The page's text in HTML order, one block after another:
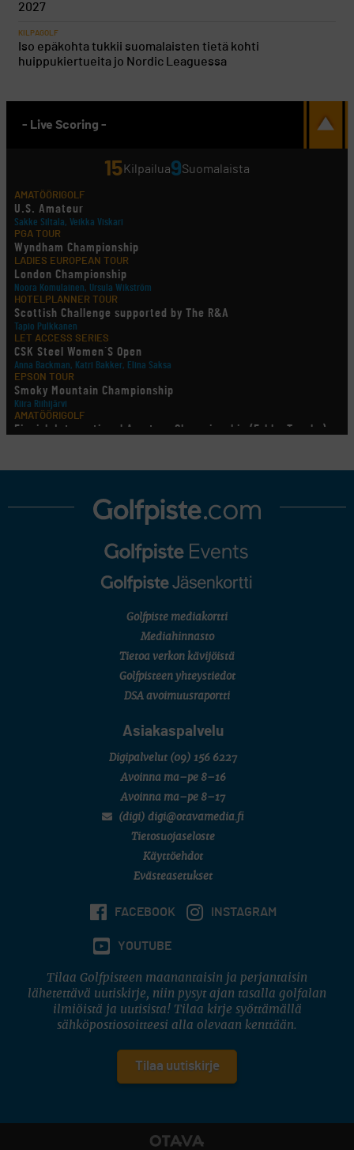
2027
KILPAGOLF
Iso epäkohta tukkii suomalaisten tietä kohti
huippukiertueita jo Nordic Leaguessa
- Live Scoring -
15 Kilpailua9Suomalaista
AMATÖÖRIGOLF
U.S. Amateur
Sakke Siltala, Veikka Viskari
PGA TOUR
Wyndham Championship
LADIES EUROPEAN TOUR
London Championship
Noora Komulainen, Ursula Wikström
HOTELPLANNER TOUR
Scottish Challenge supported by The R&A
Tapio Pulkkanen
LET ACCESS SERIES
CSK Steel Women´S Open
Anna Backman, Katri Bakker, Elina Saksa
EPSON TOUR
Smoky Mountain Championship
Kiira Riihijärvi
AMATÖÖRIGOLF
Finnish International Amateur Championship (Erkko Trophy)
U18/FJT/Aulanko)
Staysure PGA Seniors Championship
U.S. Women's Amateur Championship
Kivitippu Classic Invitational 2026
7 (U18 ja U21/pojat/Tahko)
6 (Archipelagia Golf)
Golfpiste mediakortti
Mediahinnasto
Tietoa verkon kävijöistä
Golfpisteen yhteystiedot
DSA avoimuusraportti
Asiakaspalvelu
Digipalvelut (09) 156 6227
Avoinna ma–pe 8–16
Avoinna ma–pe 8–17
(digi) digi@otavamedia.fi
Tietosuojaseloste
Käyttöehdot
Evästeasetukset
FACEBOOK INSTAGRAM
YOUTUBE
Tilaa Golfpisteen maanantaisin ja perjantaisin
lähetettävä uutiskirje, niin pysyt ajan tasalla golfalan
ilmiöistä ja uutisista! Tilaa kirje syöttämällä
sähköpostiosoitteesi alla olevaan kenttään.
Tilaa uutiskirje